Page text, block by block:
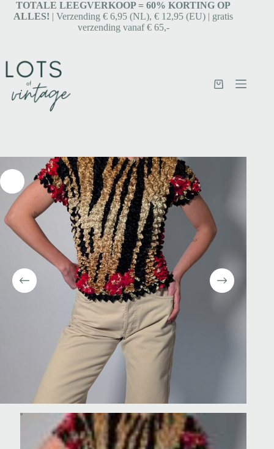
TOTALE LEEGVERKOOP = 60% KORTING OP
ALLES! | Verzending € 6,95 (NL), € 12,95 (EU) | gratis
verzending vanaf € 65,-